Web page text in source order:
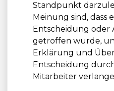
Standpunkt
Meinung sind, dass
Entscheidung oder
getroffen wurde,
Erklärung und
Entscheidung
Mitarbeiter